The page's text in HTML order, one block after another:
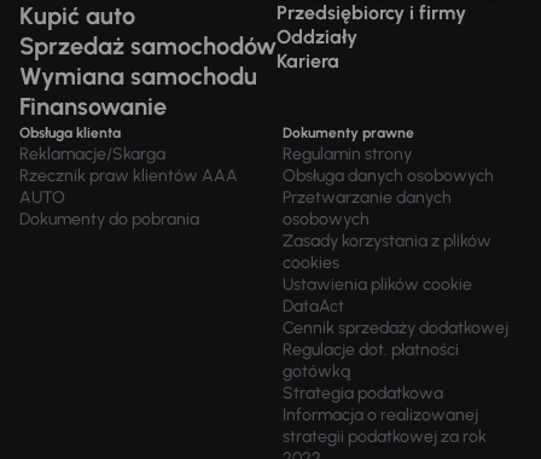
Kupić auto
Sprzedaż samochodów
Wymiana samochodu
Finansowanie
Przedsiębiorcy i firmy
Oddziały
Kariera
Obsługa klienta
Reklamacje/Skarga
Rzecznik praw klientów AAA
AUTO
Dokumenty do pobrania
Dokumenty prawne
Regulamin strony
Obsługa danych osobowych
Przetwarzanie danych
osobowych
Zasady korzystania z plików
cookies
Ustawienia plików cookie
DataAct
Cennik sprzedaży dodatkowej
Regulacje dot. płatności
gotówką
Strategia podatkowa
Informacja o realizowanej
strategii podatkowej za rok